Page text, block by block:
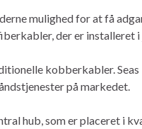
mulighed for at få
der er installeret i
kobberkabler.
på markedet.
hub, som er placeret i